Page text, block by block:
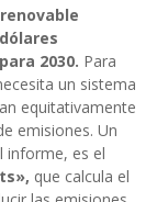
2030. Para
un sistema
equitativamente
emisiones. Un
informe, es el
que calcula el